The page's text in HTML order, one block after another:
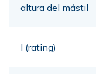
altura del mástil
I (rating)